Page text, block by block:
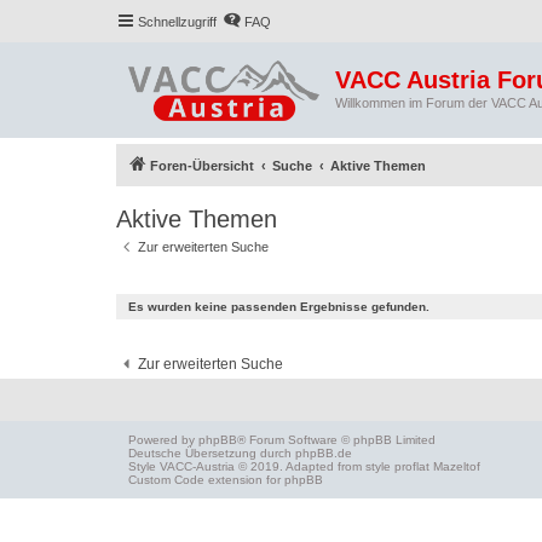
Schnellzugriff FAQ
VACC Austria
Willkommen im Forum der VACC
Foren-Übersicht Suche Aktive Themen
Aktive Themen
Zur erweiterten Suche
Es wurden keine passenden Ergebnisse gefunden.
Zur erweiterten Suche
Powered by phpBB® Forum Software © phpBB Limited
Deutsche Übersetzung durch phpBB.de
Style VACC-Austria © 2019. Adapted from style proflat Mazeltof
Custom Code extension for phpBB